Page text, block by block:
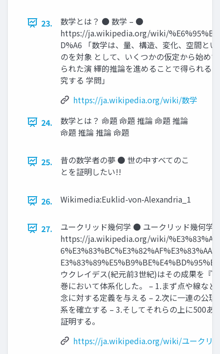
23.
数学とは？ ● 数学 – ●
https://ja.wikipedia.org/wiki/
D%A6 「数学は、量、構造、変化、空間と
のを対象 として、いくつかの仮定から始め
られた演 繹的推論を進めることで得られる
究する 学問」
https://ja.wikipedia.org/wiki/数学
24.
数学とは？ 命題 命題 推論 命題 推論
命題 推論 推論 命題
25.
昔の数学者の夢 ● 世の中すべてのこ
とを証明したい!!
26. Wikimedia:Euklid-von-Alexandria_1
27.
ユークリッド幾何学 ● ユークリッド幾何学
https://ja.wikipedia.org/wiki/%E3%83%A
ウクレイデス(紀元前3世紀)はその成果を『
巻において体系化した。 – 1.まず点や線など
念に対する定義を与える – 2.次に一連の公理
系を確立する – 3.そしてそれらの上に500あ
証明する。
https://ja.wikipedia.org/wiki/ユークリ